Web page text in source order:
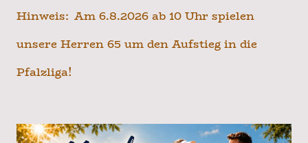
Hinweis: Am 6.8.2026 ab 10 Uhr spielen
unsere Herren 65 um den Aufstieg in die
Pfalzliga!